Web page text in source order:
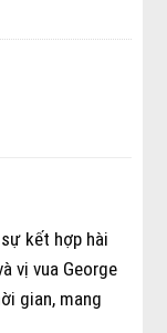
kết hợp hài
vị vua George
gian, mang